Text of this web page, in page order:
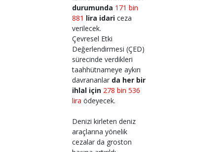
durumunda 171 bin
881 lira idari ceza
verilecek.
Çevresel Etki
Değerlendirmesi (ÇED)
sürecinde verdikleri
taahhütnameye aykırı
davrananlarda her bir
ihlal için 278 bin 536
lira ödeyecek.
Denizi kirleten deniz
araçlarına yönelik
cezalar da groston